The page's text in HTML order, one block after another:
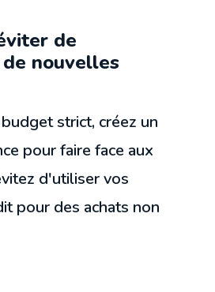
de
nouvelles
strict, créez un
pour faire face aux
d'utiliser vos
pour des achats non